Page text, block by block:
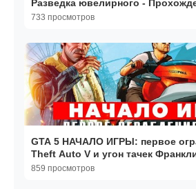
Разведка ювелирного -
733 просмотров
GTA 5 НАЧАЛО ИГРЫ: первое
Theft Auto V и угон тачек
859 просмотров